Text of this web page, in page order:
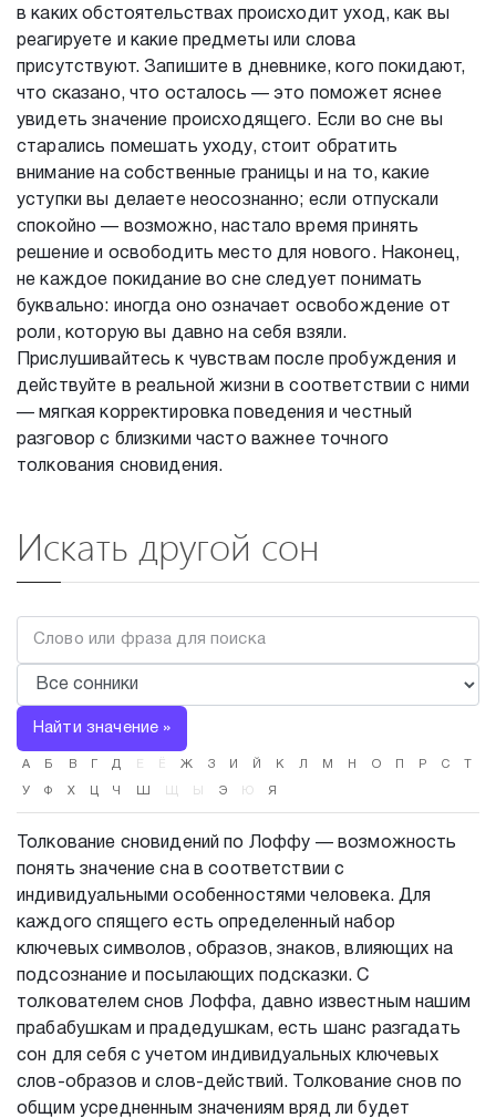
в каких обстоятельствах происходит уход, как вы
реагируете и какие предметы или слова
присутствуют. Запишите в дневнике, кого покидают,
что сказано, что осталось — это поможет яснее
увидеть значение происходящего. Если во сне вы
старались помешать уходу, стоит обратить
внимание на собственные границы и на то, какие
уступки вы делаете неосознанно; если отпускали
спокойно — возможно, настало время принять
решение и освободить место для нового. Наконец,
не каждое покидание во сне следует понимать
буквально: иногда оно означает освобождение от
роли, которую вы давно на себя взяли.
Прислушивайтесь к чувствам после пробуждения и
действуйте в реальной жизни в соответствии с ними
— мягкая корректировка поведения и честный
разговор с близкими часто важнее точного
толкования сновидения.
Искать другой сон
Найти значение »
А Б В Д Е Ё Ж З И Й К Л М Н О Р С
У Ф Х Ц Ч Ш Щ Ы Э Ю Я
Толкование сновидений по Лоффу — возможность
понять значение сна в соответствии с
индивидуальными особенностями человека. Для
каждого спящего есть определенный набор
ключевых символов, образов, знаков, влияющих на
подсознание и посылающих подсказки. С
толкователем снов Лоффа, давно известным нашим
прабабушкам и прадедушкам, есть шанс разгадать
сон для себя с учетом индивидуальных ключевых
слов-образов и слов-действий. Толкование снов по
общим усредненным значениям вряд ли будет